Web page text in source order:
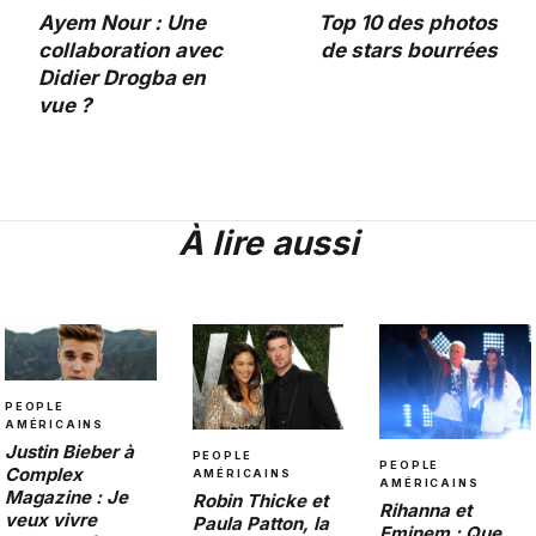
Ayem Nour : Une
collaboration avec
Didier Drogba en
vue ?
Top 10 des photos
de stars bourrées
À lire aussi
PEOPLE
AMÉRICAINS
Justin Bieber à
Complex
Magazine : Je
veux vivre
PEOPLE
AMÉRICAINS
Robin Thicke et
Paula Patton, la
PEOPLE
AMÉRICAINS
Rihanna et